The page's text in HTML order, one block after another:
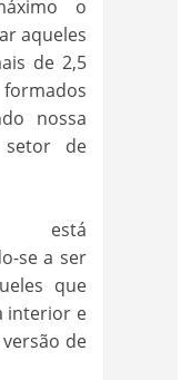
o
aqueles
de 2,5
nossa
de
está
se a ser
que
interior e
de